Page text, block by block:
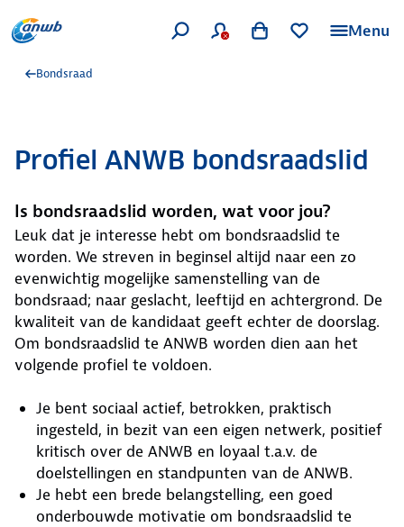
Menu
Bondsraad
Profiel ANWB bondsraadslid
Is bondsraadslid worden, wat voor jou?
Leuk dat je interesse hebt om bondsraadslid te
worden. We streven in beginsel altijd naar een zo
evenwichtig mogelijke samenstelling van de
bondsraad; naar geslacht, leeftijd en achtergrond. De
kwaliteit van de kandidaat geeft echter de doorslag.
Om bondsraadslid te ANWB worden dien aan het
volgende profiel te voldoen.
Je bent sociaal actief, betrokken, praktisch
ingesteld, in bezit van een eigen netwerk, positief
kritisch over de ANWB en loyaal t.a.v. de
doelstellingen en standpunten van de ANWB.
Je hebt een brede belangstelling, een goed
onderbouwde motivatie om bondsraadslid te